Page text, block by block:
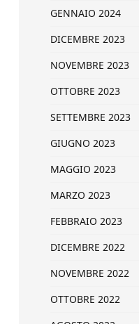
GENNAIO 2024
DICEMBRE 2023
NOVEMBRE 2023
OTTOBRE 2023
SETTEMBRE 2023
GIUGNO 2023
MAGGIO 2023
MARZO 2023
FEBBRAIO 2023
DICEMBRE 2022
NOVEMBRE 2022
OTTOBRE 2022